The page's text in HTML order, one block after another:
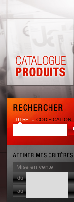
TITRE CODIFICATION
Mise en vente
du
au